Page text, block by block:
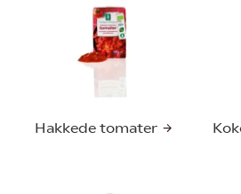
Hakkede tomater